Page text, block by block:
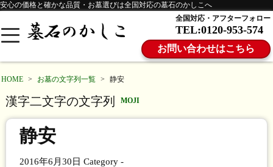
安心の価格と確かな品質・お墓選びは全国対応の墓石のかしこへ
全国対応・アフターフォロー
TEL:0120-953-574
お問い合わせはこちら
HOME > お墓の文字列一覧 > 静安
漢字二文字の文字列 MOJI
静安
2016年6月30日 Category -